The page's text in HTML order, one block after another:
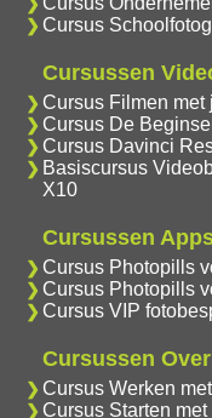
Cursus
Cursussen
Cursus Filmen met
Cursus De
Cursus Davinci
Basiscursus
X10
Cursussen
Cursus Photopills
Cursus Photopills
Cursus VIP
Cursussen
Cursus Werken
Cursus Starten